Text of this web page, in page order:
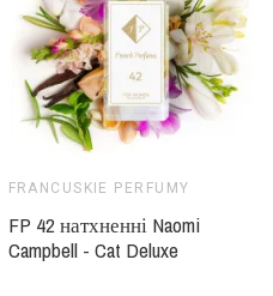
FRANCUSKIE PERFUMY
FP 42 натхненні Naomi
Campbell - Cat Deluxe